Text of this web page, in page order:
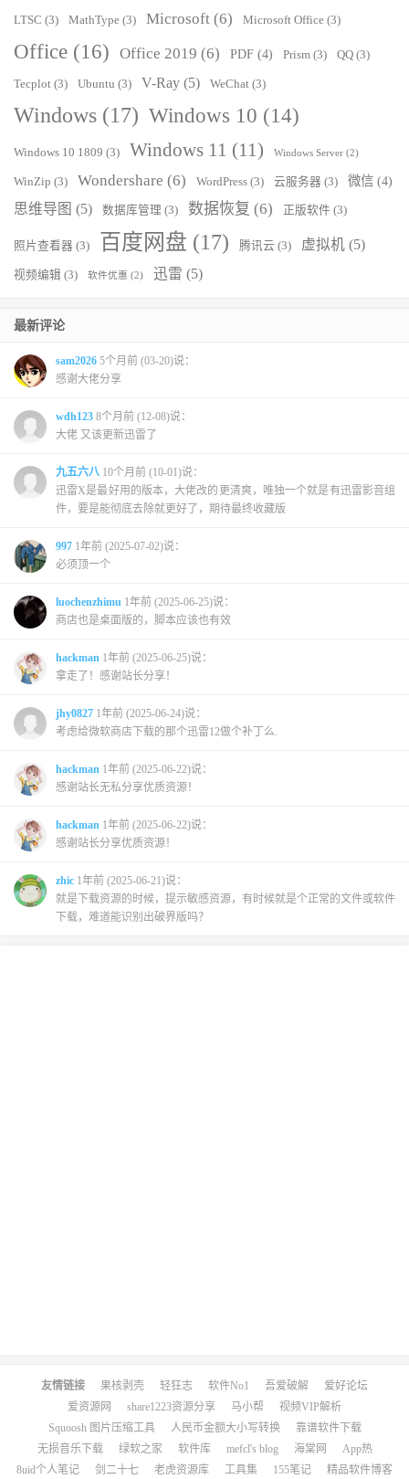
LTSC (3) MathType (3) Microsoft (6) Microsoft Office (3)
Office (16) Office 2019 (6) PDF (4) Prism (3) QQ (3)
Tecplot (3) Ubuntu (3) V-Ray (5) WeChat (3)
Windows (17) Windows 10 (14)
Windows 10 1809 (3) Windows 11 (11) Windows Server (2)
WinZip (3) Wondershare (6) WordPress (3) 云服务器 (3) 微信 (4)
思维导图 (5) 数据库管理 (3) 数据恢复 (6) 正版软件 (3)
照片查看器 (3) 百度网盘 (17) 腾讯云 (3) 虚拟机 (5)
视频编辑 (3) 软件优惠 (2) 迅雷 (5)
最新评论
sam2026 5个月前 (03-20)说：
感谢大佬分享
wdh123 8个月前 (12-08)说：
大佬 又该更新迅雷了
九五六八 10个月前 (10-01)说：
迅雷X是最好用的版本，大佬改的更清爽，唯独一个就是有迅雷影音组
件，要是能彻底去除就更好了，期待最终收藏版
997 1年前 (2025-07-02)说：
必须顶一个
luochenzhimu 1年前 (2025-06-25)说：
商店也是桌面版的，脚本应该也有效
hackman 1年前 (2025-06-25)说：
拿走了！感谢站长分享！
jhy0827 1年前 (2025-06-24)说：
考虑给微软商店下载的那个迅雷12做个补丁么.
hackman 1年前 (2025-06-22)说：
感谢站长无私分享优质资源！
hackman 1年前 (2025-06-22)说：
感谢站长分享优质资源！
zhic 1年前 (2025-06-21)说：
就是下载资源的时候，提示敏感资源，有时候就是个正常的文件或软件
下载，难道能识别出破界版吗？
友情链接 果核剥壳 轻狂志 软件No1 吾爱破解
爱好论坛
爱资源网
share1223资源分享 马小帮
视频VIP解析
Squoosh 图片压缩工具
人民币金额大小写转换
靠谱软件下载
无损音乐下载
绿软之家 软件库 mefcl's blog 海棠网
App热
8uid个人笔记
剑二十七 老虎资源库 工具集 155笔记 精品软件博客